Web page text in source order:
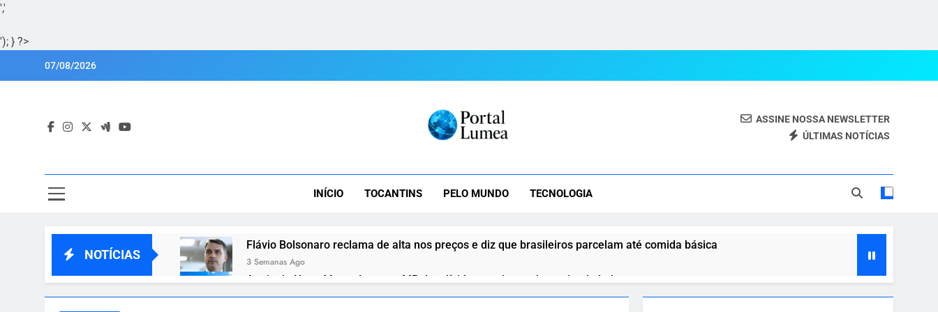
','
'); } ?>
07/08/2026
ASSINE NOSSA NEWSLETTER
ÚLTIMAS NOTÍCIAS
INÍCIO TOCANTINS PELO MUNDO TECNOLOGIA
NOTÍCIAS
Flávio Bolsonaro reclama de alta nos preços e diz que brasileiros parcelam até comida básica
3 Semanas Ago
Apoio de Hugo Motta destrava MP das dívidas rurais e reduz atrito de Lula com o agro
3 Semanas Ago